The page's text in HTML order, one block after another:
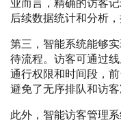
业而言，精确的访客
后续数据统计和分析
第三，智能系统能够
待流程。访客可通过
通行权限和时间段，
避免了无序排队和访
此外，智能访客管理